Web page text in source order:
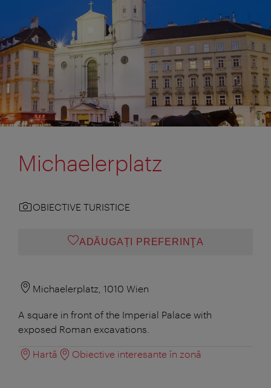
Michaelerplatz
OBIECTIVE TURISTICE
ADĂUGAȚI PREFERINŢA
Michaelerplatz, 1010 Wien
A square in front of the Imperial Palace with
exposed Roman excavations.
Hartă Obiective interesante în zonă